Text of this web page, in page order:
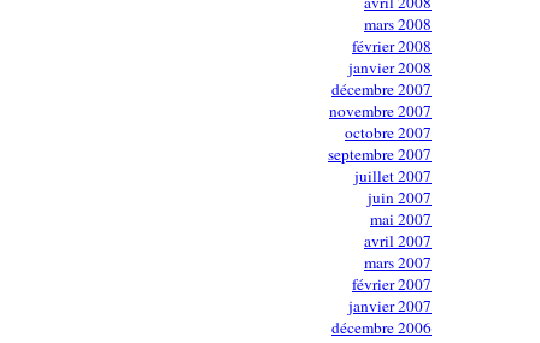
mars 2008
février 2008
janvier 2008
décembre 2007
novembre 2007
octobre 2007
septembre 2007
juillet 2007
juin 2007
mai 2007
avril 2007
mars 2007
février 2007
janvier 2007
décembre 2006